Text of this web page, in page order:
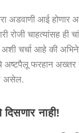
अडवाणी आई
रोजी चाहत्यांसह
चर्चा आहे की
अष्टपैलू फरहान
असेल.
नाही!